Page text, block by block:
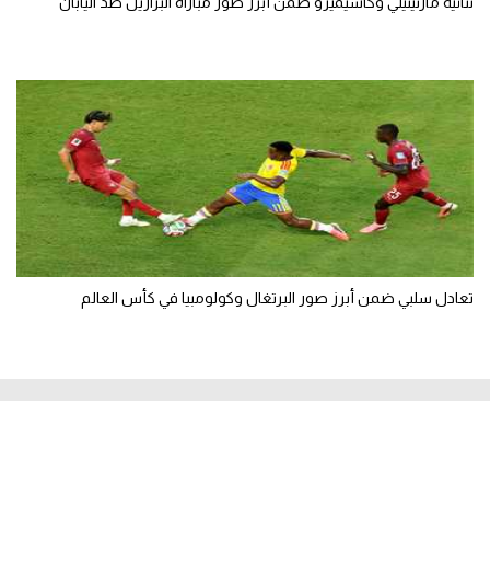
تعادل سلبي ضمن أبرز صور البرتغال وكولومبيا في كأس العالم